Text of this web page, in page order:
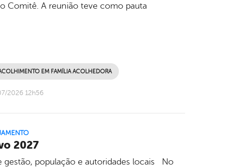
Comitê. A reunião teve como pauta
EM FAMÍLIA ACOLHEDORA
2026 12h56
2027
população e autoridades locais No